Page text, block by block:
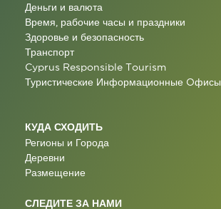
Деньги и валюта
Время, рабочие часы и праздники
Здоровье и безопасность
Транспорт
Cyprus Responsible Tourism
Туристические Информационные Oфисы
КУДА СХОДИТЬ
Регионы и Города
Деревни
Размещение
СЛЕДИТЕ ЗА НАМИ